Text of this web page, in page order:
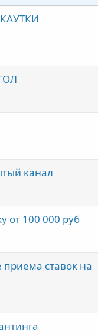
л
канал
от 100 000 руб
ставок на